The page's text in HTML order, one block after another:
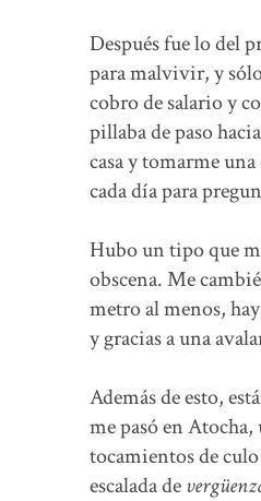
Después fue lo del
para malvivir, y
cobro de salario y
pillaba de paso
casa y tomarme
cada día para
Hubo un tipo que
obscena. Me
metro al menos,
y gracias a una
Además de esto,
me pasó en Atocha,
tocamientos de
escalada de